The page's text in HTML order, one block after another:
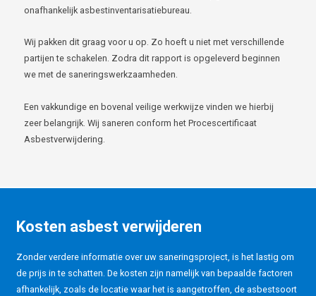
onafhankelijk asbestinventarisatiebureau.
Wij pakken dit graag voor u op. Zo hoeft u niet met verschillende
partijen te schakelen. Zodra dit rapport is opgeleverd beginnen
we met de saneringswerkzaamheden.
Een vakkundige en bovenal veilige werkwijze vinden we hierbij
zeer belangrijk. Wij saneren conform het Procescertificaat
Asbestverwijdering.
Kosten asbest verwijderen
Zonder verdere informatie over uw saneringsproject, is het lastig om
de prijs in te schatten. De kosten zijn namelijk van bepaalde factoren
afhankelijk, zoals de locatie waar het is aangetroffen, de asbestsoort